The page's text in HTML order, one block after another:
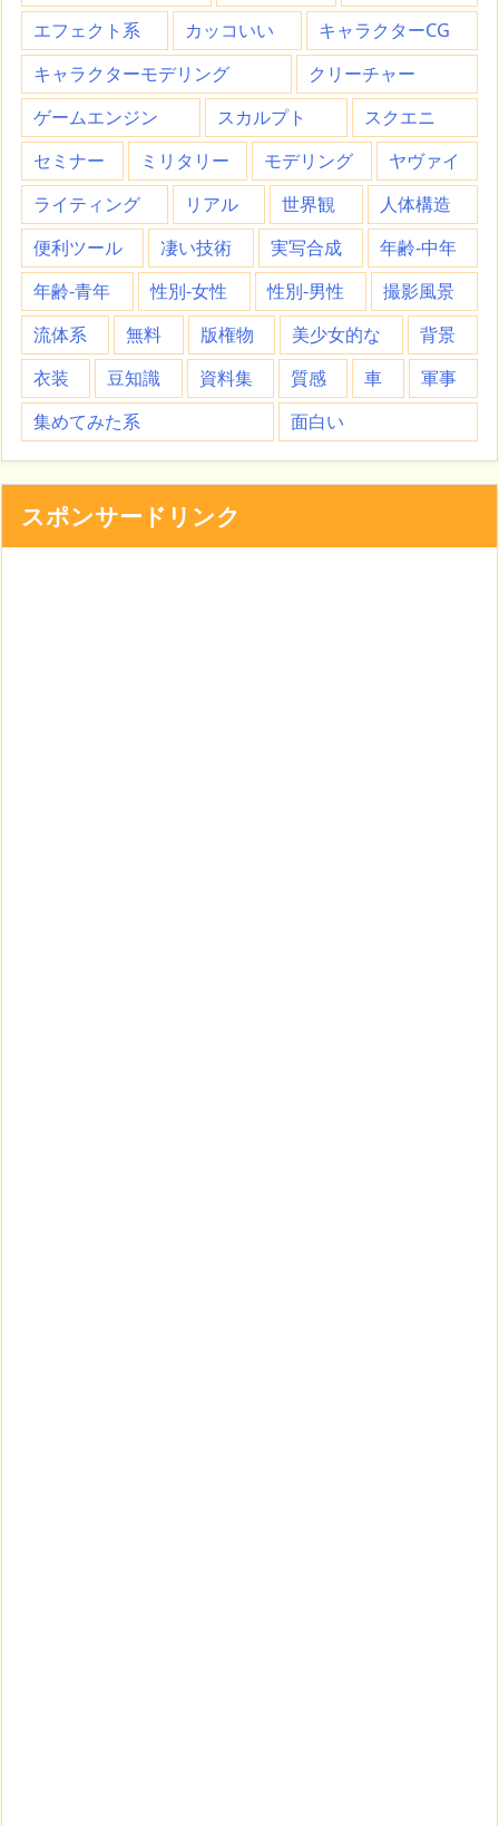
エフェクト系
カッコいい
キャラクターCG
キャラクターモデリング
クリーチャー
ゲームエンジン
スカルプト
スクエニ
セミナー
ミリタリー モデリング
ヤヴァイ
ライティング
リアル 世界観
人体構造
便利ツール
凄い技術 実写合成
年齢-中年
年齢-青年
性別-女性 性別-男性
撮影風景
流体系
無料 版権物 美少女的な
背景
衣装
豆知識 資料集 質感 車
軍事
集めてみた系
面白い
スポンサードリンク